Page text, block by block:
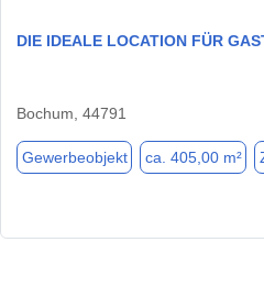
DIE IDEALE LOCATION FÜR
Bochum, 44791
Gewerbeobjekt ca. 405,00 m²